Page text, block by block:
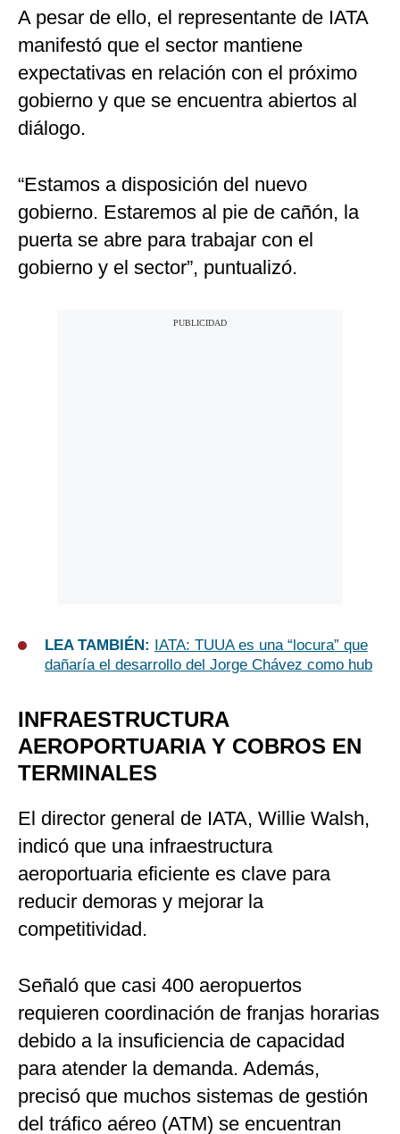
A pesar de ello, el representante de IATA
manifestó que el sector mantiene
expectativas en relación con el próximo
gobierno y que se encuentra abiertos al
diálogo.
“Estamos a disposición del nuevo
gobierno. Estaremos al pie de cañón, la
puerta se abre para trabajar con el
gobierno y el sector”, puntualizó.
LEA TAMBIÉN:
IATA: TUUA es una “locura” que
dañaría el desarrollo del Jorge Chávez como hub
INFRAESTRUCTURA
AEROPORTUARIA Y COBROS EN
TERMINALES
El director general de IATA, Willie Walsh,
indicó que una infraestructura
aeroportuaria eficiente es clave para
reducir demoras y mejorar la
competitividad.
Señaló que casi 400 aeropuertos
requieren coordinación de franjas horarias
debido a la insuficiencia de capacidad
para atender la demanda. Además,
precisó que muchos sistemas de gestión
del tráfico aéreo (ATM) se encuentran